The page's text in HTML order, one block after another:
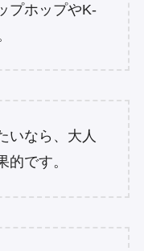
プホップやK-
いなら、大人
です。